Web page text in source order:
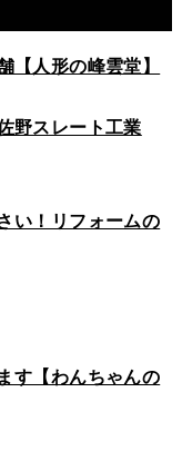
人形の峰雲堂】
野スレート工業
い！リフォームの
す【わんちゃんの